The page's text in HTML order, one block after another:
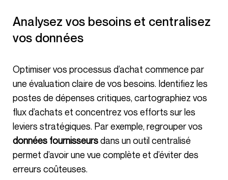
Analysez vos besoins et centralisez
vos données
Optimiser vos processus d’achat commence par
une évaluation claire de vos besoins. Identifiez les
postes de dépenses critiques, cartographiez vos
flux d’achats et concentrez vos efforts sur les
leviers stratégiques. Par exemple, regrouper vos
données fournisseursdans un outil centralisé
permet d’avoir une vue complète et d’éviter des
erreurs coûteuses.